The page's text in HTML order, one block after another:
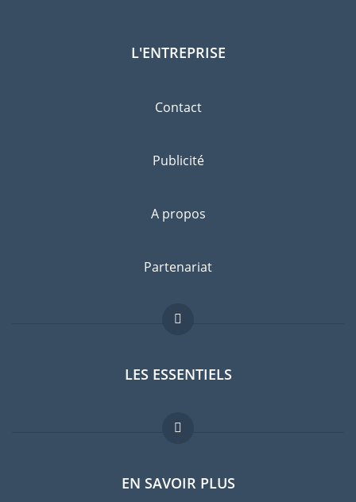
L'ENTREPRISE
Contact
Publicité
A propos
Partenariat
LES ESSENTIELS
Forum expatriés
Guides pays
EN SAVOIR PLUS